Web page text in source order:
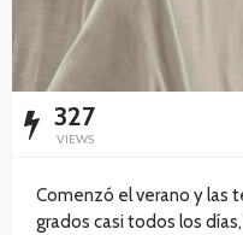
327
VIEWS
Comenzó el verano y las
grados casi todos los